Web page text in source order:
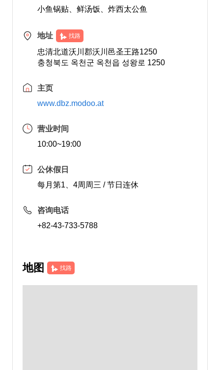
小鱼锅贴、鲜汤饭、炸西太公鱼
地址 找路
忠清北道沃川郡沃川邑圣王路1250
충청북도 옥천군 옥천읍 성왕로 1250
主页
www.dbz.modoo.at
营业时间
10:00~19:00
公休假日
每月第1、4周周三 / 节日连休
咨询电话
+82-43-733-5788
地图 找路